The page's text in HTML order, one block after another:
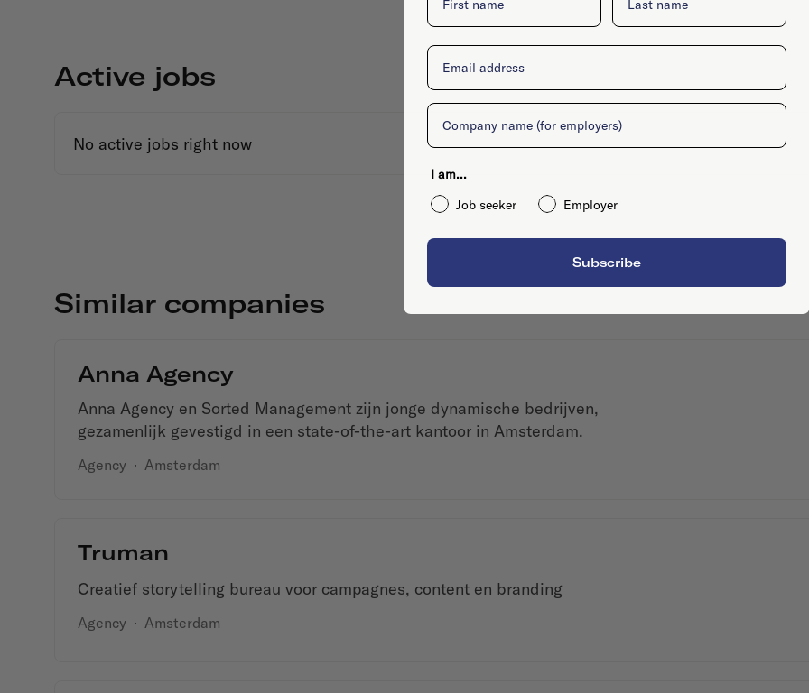
Active jobs
No active jobs right now
Similar companies
Anna Agency
Anna Agency en Sorted Management zijn jonge dynamische bedrijven,
gezamenlijk gevestigd in een state-of-the-art kantoor in Amsterdam.
Agency · Amsterdam
Truman
Creatief storytelling bureau voor campagnes, content en branding
Agency · Amsterdam
Email
Company
I am...
Job seeker
Employer
Subscribe